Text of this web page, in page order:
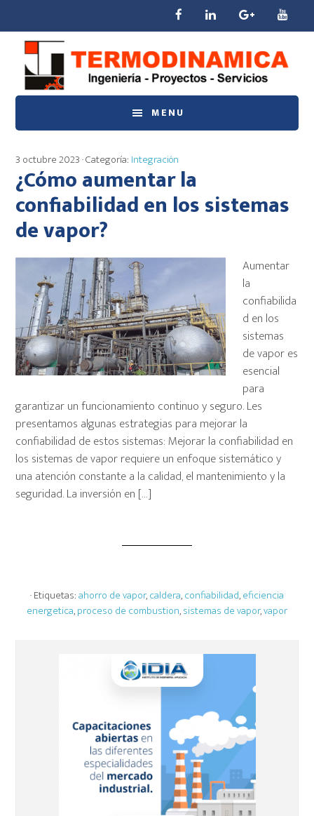
contenido
principal
barra
lateral
principal
página
MENU
3 octubre 2023· Categoría: Integración
¿Cómo aumentar la
confiabilidad en los sistemas
de vapor?
Aumentar
la
confiabilida
d en los
sistemas
de vapor es
esencial
para
garantizar un funcionamiento continuo y seguro. Les
presentamos algunas estrategias para mejorar la
confiabilidad de estos sistemas: Mejorar la confiabilidad en
los sistemas de vapor requiere un enfoque sistemático y
una atención constante a la calidad, el mantenimiento y la
seguridad. La inversión en […]
· Etiquetas:ahorro de vapor,caldera,confiabilidad,eficiencia
energetica,proceso de combustion,sistemas de vapor,vapor
principal